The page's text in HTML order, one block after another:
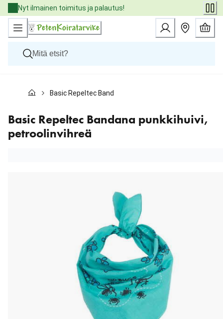
Skip
to
Content
Nyt ilmainen toimitus ja palautus!
Kissat
Eläinlääkäriruoat
Tuotemerkit
Uutuudet
Basic Repeltec Bandana punkkihuivi, petroolinvihreä
Basic Repeltec Bandana punkkihuivi,
petroolinvihreä